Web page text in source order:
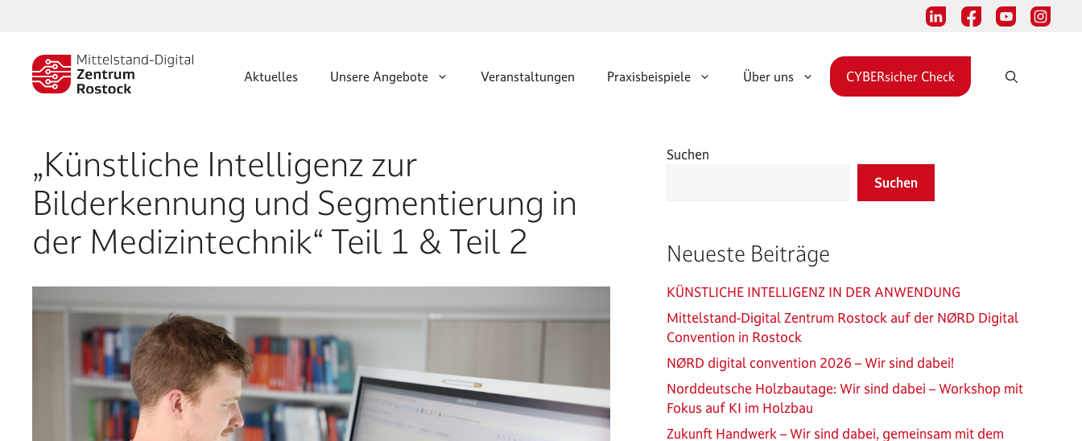
Aktuelles Unsere Angebote Veranstaltungen Praxisbeispiele Über uns CYBERsicher Check
„Künstliche Intelligenz zur
Bilderkennung und Segmentierung in
der Medizintechnik“ Teil 1 & Teil 2
Suchen
Suchen
Neueste Beiträge
KÜNSTLICHE INTELLIGENZ IN DER ANWENDUNG
Mittelstand-Digital Zentrum Rostock auf der NØRD Digital
Convention in Rostock
NØRD digital convention 2026 – Wir sind dabei!
Norddeutsche Holzbautage: Wir sind dabei – Workshop mit
Fokus auf KI im Holzbau
Zukunft Handwerk – Wir sind dabei, gemeinsam mit dem